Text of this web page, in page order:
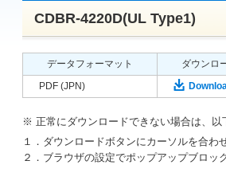
CDBR-4220D(UL Type1)
データフォーマット
ダウンロ
PDF (JPN)
※ 正常にダウンロードできない場合は、以
１．ダウンロードボタンにカーソルを合
２．ブラウザの設定でポップアップブロッ